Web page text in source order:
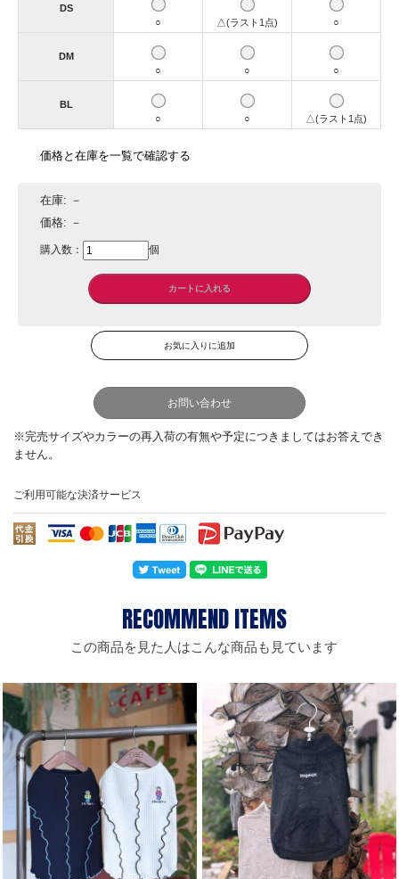
DS
○
△(ラスト1点) ○
DM
○
○ ○
BL
○
○ △(ラスト1点)
価格と在庫を一覧で確認する
在庫: －
価格: －
購入数： 個
お問い合わせ
ご利用可能な決済サービス
この商品を見た人はこんな商品も見ています